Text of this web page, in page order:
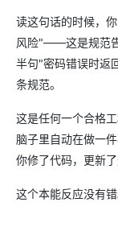
读这句话的时候，
风险"——这是规范
半句"密码错误时返
条规范。
这是任何一个合格
脑子里自动在做一件
你修了代码，更新
这个本能反应没有